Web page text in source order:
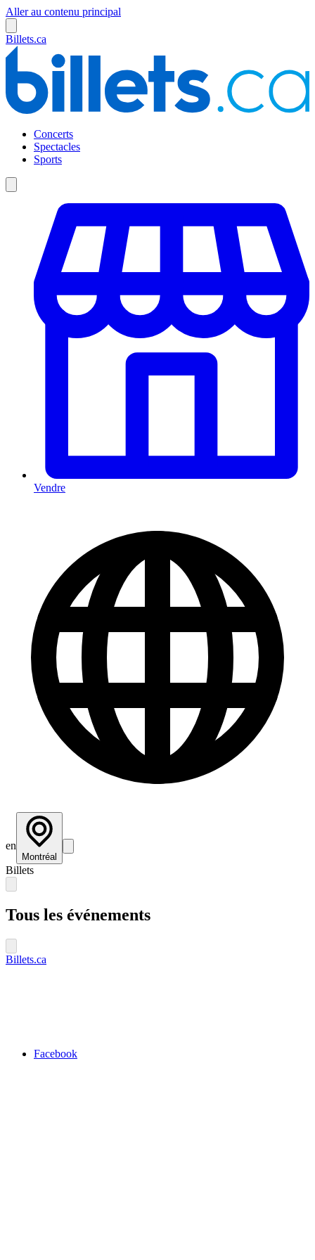
Aller au contenu principal
Billets.ca
Concerts
Spectacles
Sports
Vendre
en
Montréal
Billets
Tous les événements
Billets.ca
Facebook